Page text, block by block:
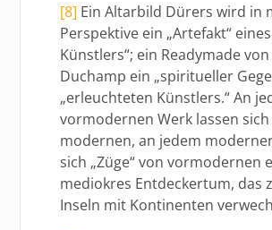
[8] Ein Altarbild Dürers wird in
Perspektive ein „Artefakt“
Künstlers“; ein Readymade
Duchamp ein „spiritueller
„erleuchteten Künstlers.“ An
vormodernen Werk lassen sich
modernen, an jedem
sich „Züge“ von vormodernen
mediokres Entdeckertum, das
Inseln mit Kontinenten